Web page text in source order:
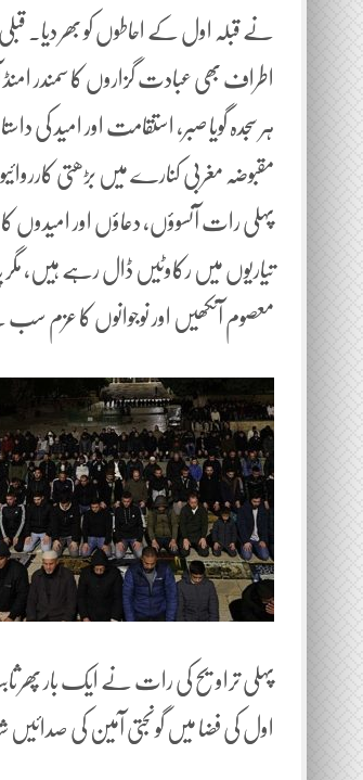
نے قبلہ اول کے احاطوں کو بھر دیا۔
اطراف بھی عبادت گزاروں کا سمندر امنڈ
ہر سجدہ گویا صبر، استقامت اور امید کی
مقبوضہ مغربی کنارے میں بڑھتی
پہلی رات آنسوؤں، دعاؤں اور امیدوں کا
تیاریوں میں رکاوٹیں ڈال رہے ہیں،
معصوم آنکھیں اور نوجوانوں کا عزم
پہلی تراویح کی رات نے ایک بار پھر
اول کی فضا میں گونجتی آمین کی صدائیں